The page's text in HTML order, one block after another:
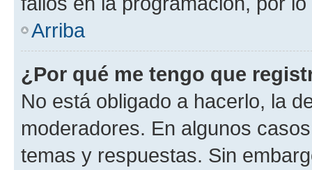
Arriba
¿Por qué me tengo que
No está obligado a hacerlo, la
moderadores. En algunos
temas y respuestas. Sin